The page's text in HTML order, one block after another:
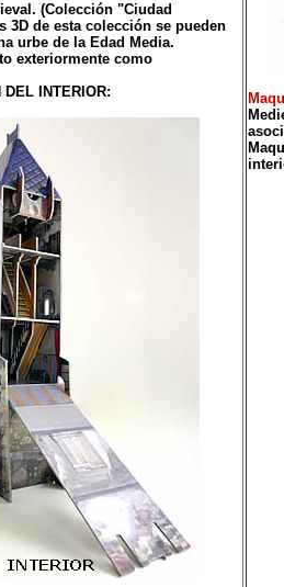
(Colección "Ciudad
3D de esta colección se pueden
urbe de la Edad Media.
exteriormente como
DEL INTERIOR: